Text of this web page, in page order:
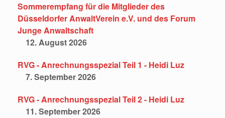
Sommerempfang für die Mitglieder des
Düsseldorfer AnwaltVerein e.V. und des Forum
Junge Anwaltschaft
12. August 2026
RVG - Anrechnungsspezial Teil 1 - Heidi Luz
7. September 2026
RVG - Anrechnungsspezial Teil 2 - Heidi Luz
11. September 2026